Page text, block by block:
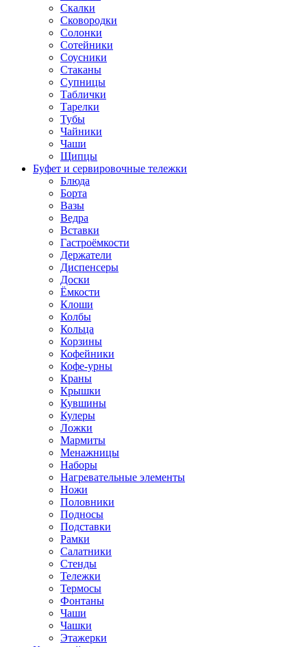
Скалки
Сковородки
Солонки
Сотейники
Соусники
Стаканы
Супницы
Таблички
Тарелки
Тубы
Чайники
Чаши
Щипцы
Буфет и сервировочные тележки
Блюда
Борта
Вазы
Ведра
Вставки
Гастроёмкости
Держатели
Диспенсеры
Доски
Ёмкости
Клоши
Колбы
Кольца
Корзины
Кофейники
Кофе-урны
Краны
Крышки
Кувшины
Кулеры
Ложки
Мармиты
Менажницы
Наборы
Нагревательные элементы
Ножи
Половники
Подносы
Подставки
Рамки
Салатники
Стенды
Тележки
Термосы
Фонтаны
Чаши
Чашки
Этажерки